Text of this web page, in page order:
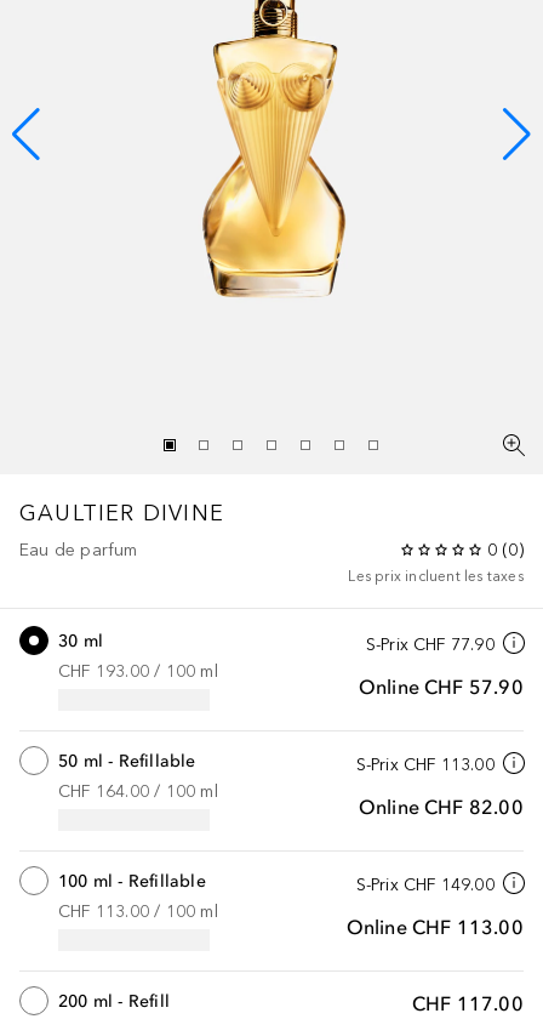
GAULTIER DIVINE
Eau de parfum 0 (0)
Les prix incluent les taxes
S-Prix CHF 77.90
Online CHF 57.90
30 ml
CHF 193.00 / 100 ml
S-Prix CHF 113.00
Online CHF 82.00
50 ml - Refillable
CHF 164.00 / 100 ml
S-Prix CHF 149.00
Online CHF 113.00
100 ml - Refillable
CHF 113.00 / 100 ml
CHF 117.00
200 ml - Refill